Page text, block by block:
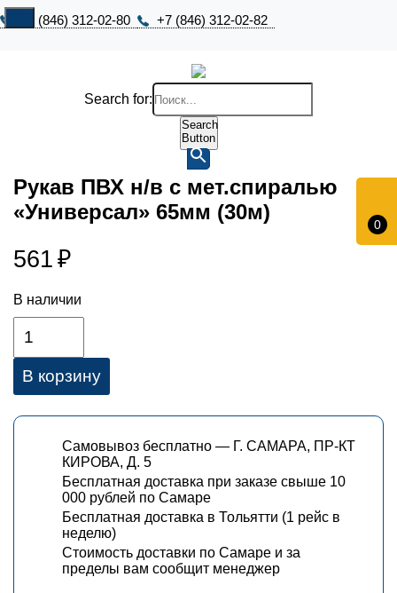
+7 (846) 312-02-80 +7 (846) 312-02-82
0
Search for:
Search
Button
Рукав ПВХ н/в с мет.спиралью
«Универсал» 65мм (30м)
561 ₽
В наличии
В корзину
Самовывоз бесплатно — Г. САМАРА, ПР-КТ
КИРОВА, Д. 5
Бесплатная доставка при заказе свыше 10
000 рублей по Самаре
Бесплатная доставка в Тольятти (1 рейс в
неделю)
Стоимость доставки по Самаре и за
пределы вам сообщит менеджер